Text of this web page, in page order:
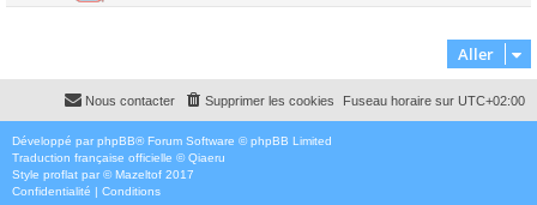
Aller
Fuseau horaire sur UTC+02:00
Supprimer les cookies
Nous contacter
Développé par phpBB® Forum Software © phpBB Limited
Traduction française officielle ©Qiaeru
Style proflat par ©Mazeltof 2017
Confidentialité | Conditions